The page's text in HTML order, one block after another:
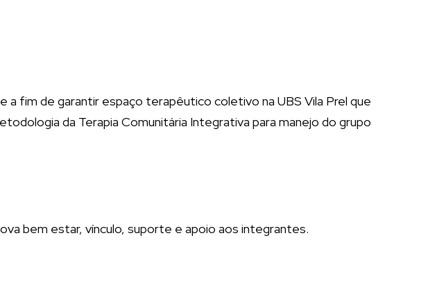
fim de garantir espaço terapêutico coletivo na UBS Vila Prel que
da Terapia Comunitária Integrativa para manejo do grupo
bem estar, vínculo, suporte e apoio aos integrantes.